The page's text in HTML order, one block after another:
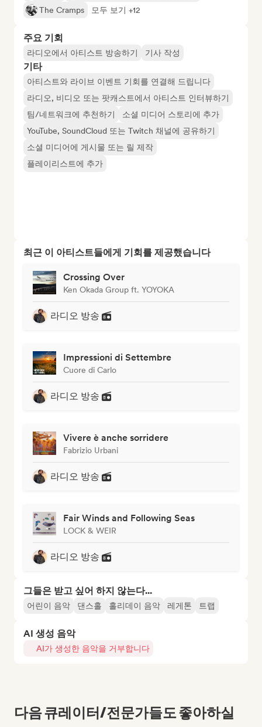
The Cramps
모두 보기 +12
주요 기회
라디오에서 아티스트 방송하기 기사 작성
기타
아티스트와 라이브 이벤트 기회를 연결해 드립니다
라디오, 비디오 또는 팟캐스트에서 아티스트 인터뷰하기
팀/네트워크에 추천하기
소셜 미디어 스토리에 추가
YouTube, SoundCloud 또는 Twitch 채널에 공유하기
소셜 미디어에 게시물 또는 릴 제작
플레이리스트에 추가
최근 이 아티스트들에게 기회를 제공했습니다
Crossing Over
Ken Okada Group ft. YOYOKA
라디오 방송
Impressioni di Settembre
Cuore di Carlo
라디오 방송
Vivere è anche sorridere
Fabrizio Urbani
라디오 방송
Fair Winds and Following Seas
LOCK & WEIR
라디오 방송
그들은 받고 싶어 하지 않는다...
어린이 음악 댄스홀 홀리데이 음악 레게톤 트랩
AI 생성 음악
AI가 생성한 음악을 거부합니다
다음 큐레이터/전문가들도 좋아하실